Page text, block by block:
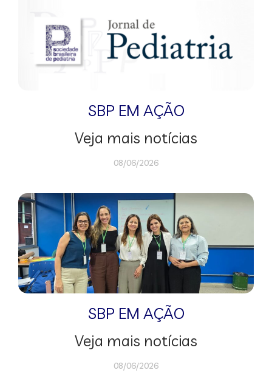
SBP EM AÇÃO
Veja mais notícias
08/06/2026
SBP EM AÇÃO
Veja mais notícias
08/06/2026